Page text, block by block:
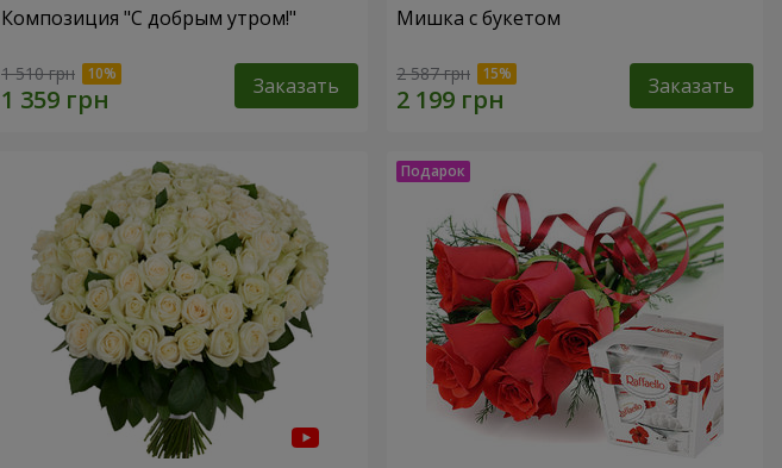
Композиция "С добрым утром!"
1 510 грн Заказать
Мишка с букетом
2 587 грн Заказать